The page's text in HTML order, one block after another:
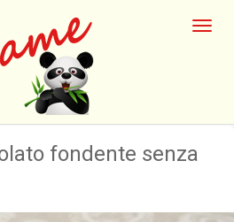
fondente senza